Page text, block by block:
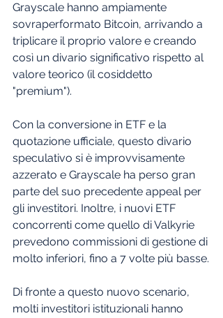
Grayscale hanno ampiamente
sovraperformato Bitcoin, arrivando a
triplicare il proprio valore e creando
così un divario significativo rispetto al
valore teorico (il cosiddetto
"premium").
Con la conversione in ETF e la
quotazione ufficiale, questo divario
speculativo si è improvvisamente
azzerato e Grayscale ha perso gran
parte del suo precedente appeal per
gli investitori. Inoltre, i nuovi ETF
concorrenti come quello di Valkyrie
prevedono commissioni di gestione di
molto inferiori, fino a 7 volte più basse.
Di fronte a questo nuovo scenario,
molti investitori istituzionali hanno